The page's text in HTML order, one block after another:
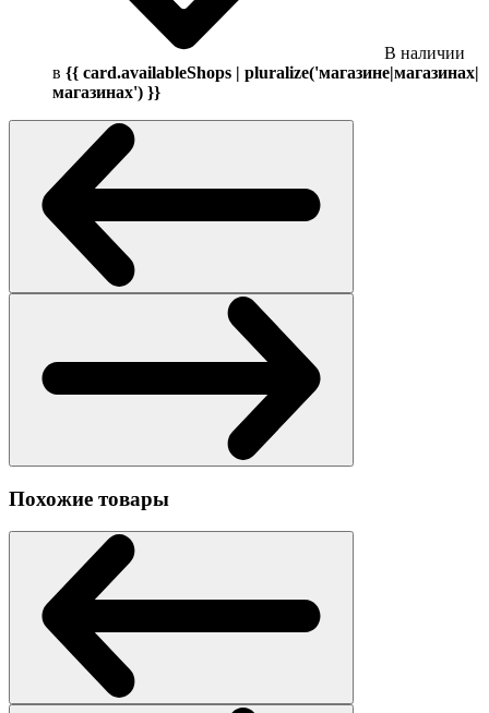
В наличии
в {{ card.availableShops | pluralize('магазине|магазинах|
магазинах') }}
Похожие товары